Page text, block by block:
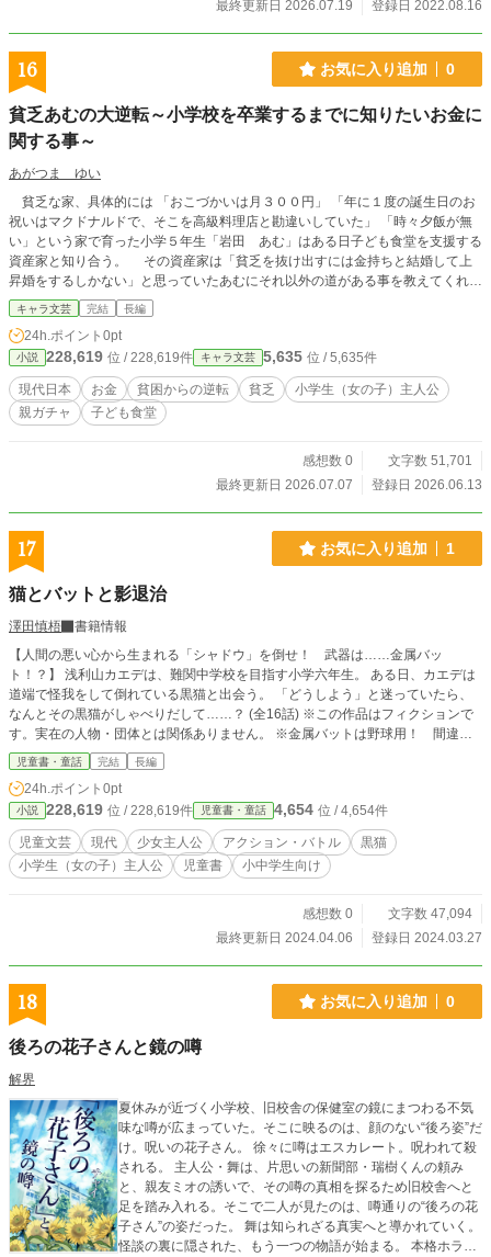
最終更新日 2026.07.19 登録日 2022.08.16
16 お気に入り追加 0
貧乏あむの大逆転～小学校を卒業するまでに知りたいお金に
関する事～
あがつま ゆい
貧乏な家、具体的には 「おこづかいは月３００円」 「年に１度の誕生日のお
祝いはマクドナルドで、そこを高級料理店と勘違いしていた」 「時々夕飯が無
い」という家で育った小学５年生「岩田 あむ」はある日子ども食堂を支援する
資産家と知り合う。 その資産家は「貧乏を抜け出すには金持ちと結婚して上
昇婚をするしかない」と思っていたあむにそれ以外の道がある事を教えてくれ
た。 やがて彼女とその資産家は、彼女の家庭を巻き込んで「家の病巣」と言
っていいお金に関する悩みを解決し、さらには新たな仕事で健康的かつお金のあ
る生活を現実のものにするまでのお話。 たとえ貧しくても人は変わる事でお
金を手に入れる事が出来る、という希望を持たせたストーリー。 タイトルに
「小学生を卒業するまでに」とあるけど「なぜか人生がお金の事で上手くいかな
い」という大人も読むべきお金にまつわるお話で、親子一緒に読んでためになる
物語。 【期間限定公開】 しかるべき時が来たら有料公開に切り替わります。
キャラ文芸 完結 長編
24h.ポイント 0pt
小説 228,619 位 / 228,619件 キャラ文芸 5,635 位 / 5,635件
現代日本 お金 貧困からの逆転 貧乏
小学生（女の子）主人公
親ガチャ
子ども食堂
感想数 0
文字数 51,701
最終更新日 2026.07.07
登録日 2026.06.13
17 お気に入り追加 1
猫とバットと影退治
澤田慎梧
書籍情報
【人間の悪い心から生まれる「シャドウ」を倒せ！ 武器は……金属バッ
ト！？】 浅利山カエデは、難関中学校を目指す小学六年生。 ある日、カエデは
道端で怪我をして倒れている黒猫と出会う。 「どうしよう」と迷っていたら、
なんとその黒猫がしゃべりだして……？ (全16話) ※この作品はフィクションで
す。実在の人物・団体とは関係ありません。 ※金属バットは野球用！ 間違っ
ても人や生き物や、ボール以外のものを叩かないように！ ※玉倉市は架空の都
市です。 ※「カクヨム」様にも掲載しています。
児童書・童話 完結 長編
24h.ポイント 0pt
小説 228,619 位 / 228,619件 児童書・童話 4,654 位 / 4,654件
児童文芸 現代 少女主人公 アクション・バトル
黒猫
小学生（女の子）主人公
児童書 小中学生向け
感想数 0
文字数 47,094
最終更新日 2024.04.06
登録日 2024.03.27
18 お気に入り追加 0
後ろの花子さんと鏡の噂
解界
夏休みが近づく小学校、旧校舎の保健室の鏡にまつわる不気
味な噂が広まっていた。そこに映るのは、顔のない“後ろ姿”だ
け。呪いの花子さん。 徐々に噂はエスカレート。呪われて殺
される。 主人公・舞は、片思いの新聞部・瑞樹くんの頼み
と、親友ミオの誘いで、その噂の真相を探るため旧校舎へと
足を踏み入れる。そこで二人が見たのは、噂通りの“後ろの花
子さん”の姿だった。 舞は知られざる真実へと導かれていく。
怪談の裏に隠された、もう一つの物語が始まる。 本格ホラー